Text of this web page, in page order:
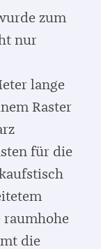
zum
nur
lange
Raster
für die
raumhohe
die